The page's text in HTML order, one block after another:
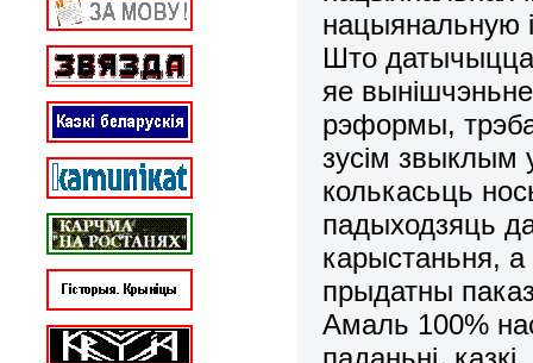
нацыянальную
Што
яе
рэформы,
зусім звыклым
колькасьць
падыходзяць
карыстаньня,
прыдатны
Амаль 100%